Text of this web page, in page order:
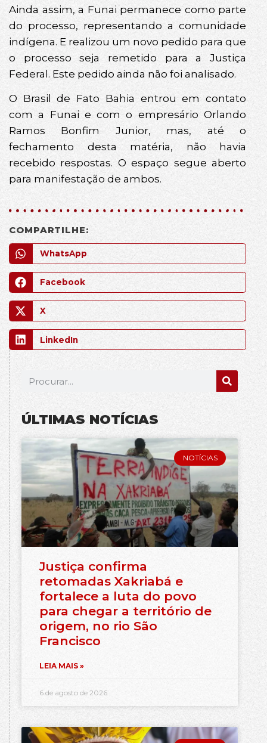
Ainda assim, a Funai permanece como parte
do processo, representando a comunidade
indígena. E realizou um novo pedido para que
o processo seja remetido para a Justiça
Federal. Este pedido ainda não foi analisado.
O Brasil de Fato Bahia entrou em contato
com a Funai e com o empresário Orlando
Ramos Bonfim Junior, mas, até o
fechamento desta matéria, não havia
recebido respostas. O espaço segue aberto
para manifestação de ambos.
COMPARTILHE:
WhatsApp
Facebook
X
LinkedIn
ÚLTIMAS NOTÍCIAS
NOTÍCIAS
Justiça confirma
retomadas Xakriabá e
fortalece a luta do povo
para chegar a território de
origem, no rio São
Francisco
LEIA MAIS »
6 de agosto de 2026